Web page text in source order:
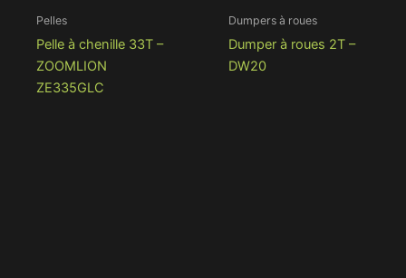
Pelles
Pelle à chenille 33T –
ZOOMLION
ZE335GLC
Dumpers à roues
Dumper à roues 2T –
DW20